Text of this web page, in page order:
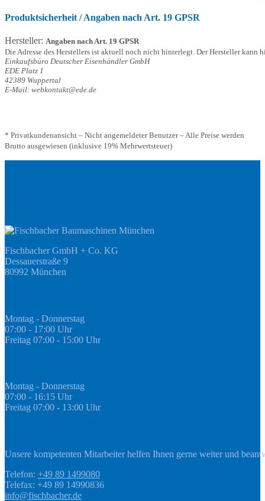
Produktsicherheit / Angaben nach Art. 19 GPSR
Hersteller: Angaben nach Art. 19 GPSR
Die Adresse des Herstellers ist aktuell noch nicht hinterlegt. Der Hersteller kann
Einkaufsbüro Deutscher Eisenhändler GmbH
EDE Platz 1
42389 Wuppertal
E-Mail: webkontakt@ede.de
* Privatkundenansicht – Nicht angemeldeter Benutzer – Alle Preise werden
Brutto ausgewiesen (inklusive 19% Mehrwertsteuer)
Fischbacher GmbH + Co. KG
Dessauerstraße 9
80992 München
Montag - Donnerstag
07:00 - 17:00 Uhr
Freitag 07:00 - 15:00 Uhr
Montag - Donnerstag
07:00 - 16:15 Uhr
Freitag 07:00 - 13:00 Uhr
Unsere kompetenten Mitarbeiter helfen Ihnen gerne weiter und
Telefon: +49 89 1499080
Telefax: +49 89 14990836
info@fischbacher.de